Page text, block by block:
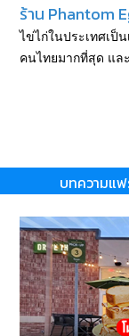
ร้าน Phantom
ไข่ไก่ในประเทศเป็
คนไทยมากที่สุด และ
บทความแ